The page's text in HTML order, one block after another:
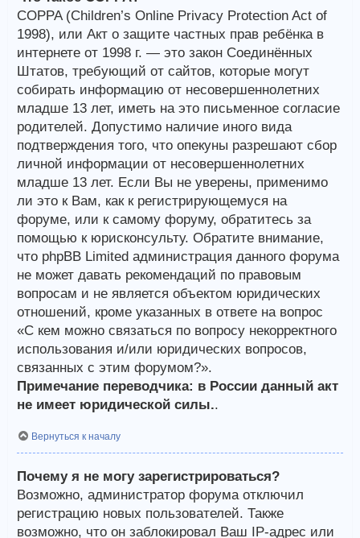
COPPA (Children’s Online Privacy Protection Act of
1998), или Акт о защите частных прав ребёнка в
интернете от 1998 г. — это закон Соединённых
Штатов, требующий от сайтов, которые могут
собирать информацию от несовершеннолетних
младше 13 лет, иметь на это письменное согласие
родителей. Допустимо наличие иного вида
подтверждения того, что опекуны разрешают сбор
личной информации от несовершеннолетних
младше 13 лет. Если Вы не уверены, применимо
ли это к Вам, как к регистрирующемуся на
форуме, или к самому форуму, обратитесь за
помощью к юрисконсульту. Обратите внимание,
что phpBB Limited администрация данного форума
не может давать рекомендаций по правовым
вопросам и не является объектом юридических
отношений, кроме указанных в ответе на вопрос
«С кем можно связаться по вопросу некорректного
использования и/или юридических вопросов,
связанных с этим форумом?».
Примечание переводчика: в России данный акт
не имеет юридической силы..
Вернуться к началу
Почему я не могу зарегистрироваться?
Возможно, администратор форума отключил
регистрацию новых пользователей. Также
возможно, что он заблокировал Ваш IP-адрес или